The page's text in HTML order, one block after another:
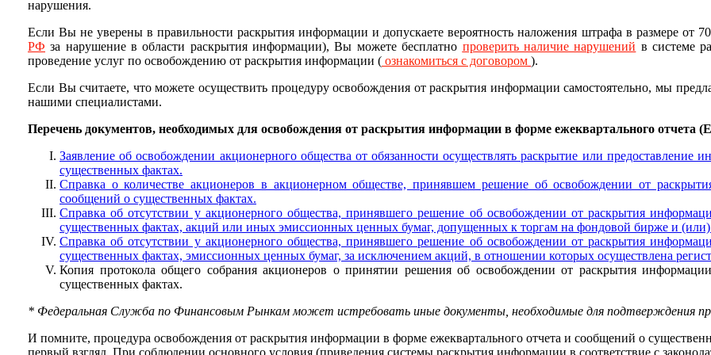
нарушения.
Если Вы не уверены в правильности раскрытия информации и допускаете вероятность наложения штрафа в размере от
РФ за нарушение в области раскрытия информации), Вы можете бесплатно проверить наличие нарушений в системе
проведение услуг по освобождению от раскрытия информации ( ознакомиться с договором ).
Если Вы считаете, что можете осуществить процедуру освобождения от раскрытия информации самостоятельно, мы
нашими специалистами.
Перечень документов, необходимых для освобождения от раскрытия информации в форме ежеквартального
Заявление об освобождении акционерного общества от обязанности осуществлять раскрытие или
существенных фактах.
Справка о количестве акционеров в акционерном обществе, принявшем решение об освобождении от
сообщений о существенных фактах.
Справка об отсутствии у акционерного общества, принявшего решение об освобождении от раскрытия
существенных фактах, акций или иных эмиссионных ценных бумаг, допущенных к торгам на фондовой бирже и
Справка об отсутствии у акционерного общества, принявшего решение об освобождении от раскрытия
существенных фактах, эмиссионных ценных бумаг, за исключением акций, в отношении которых осуществлена
Копия протокола общего собрания акционеров о принятии решения об освобождении от раскрытия
существенных фактах.
* Федеральная Служба по Финансовым Рынкам может истребовать иные документы, необходимые для подтверждения
И помните, процедура освобождения от раскрытия информации в форме ежеквартального отчета и сообщений о